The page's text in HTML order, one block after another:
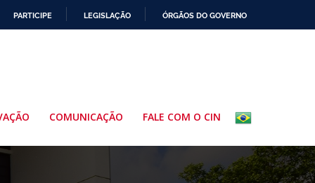
PARTICIPE LEGISLAÇÃO ÓRGÃOS DO GOVERNO
COMUNICAÇÃO FALE COM O CIN